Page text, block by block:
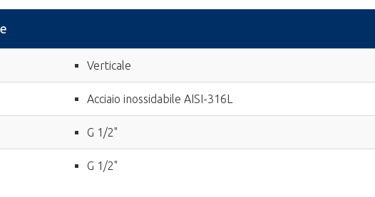
Verticale
Acciaio inossidabile AISI-316L
G 1/2"
G 1/2"